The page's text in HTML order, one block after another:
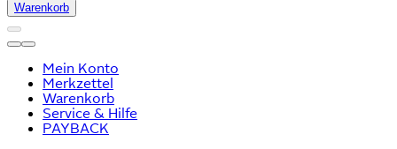
Warenkorb
Mein Konto
Merkzettel
Warenkorb
Service & Hilfe
PAYBACK